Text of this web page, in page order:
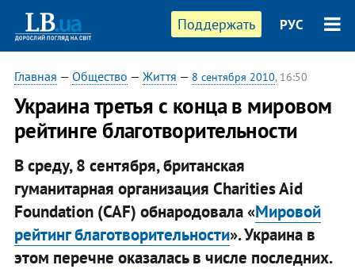
Поддержать РУС
Главная — Общество — Життя — 8 сентября 2010, 16:50
Украина третья с конца в мировом
рейтинге благотворительности
В среду, 8 сентября, британская
гуманитарная организация Charities Aid
Foundation (CAF) обнародовала «Мировой
рейтинг благотворительности». Украина в
этом перечне оказалась в числе последних.